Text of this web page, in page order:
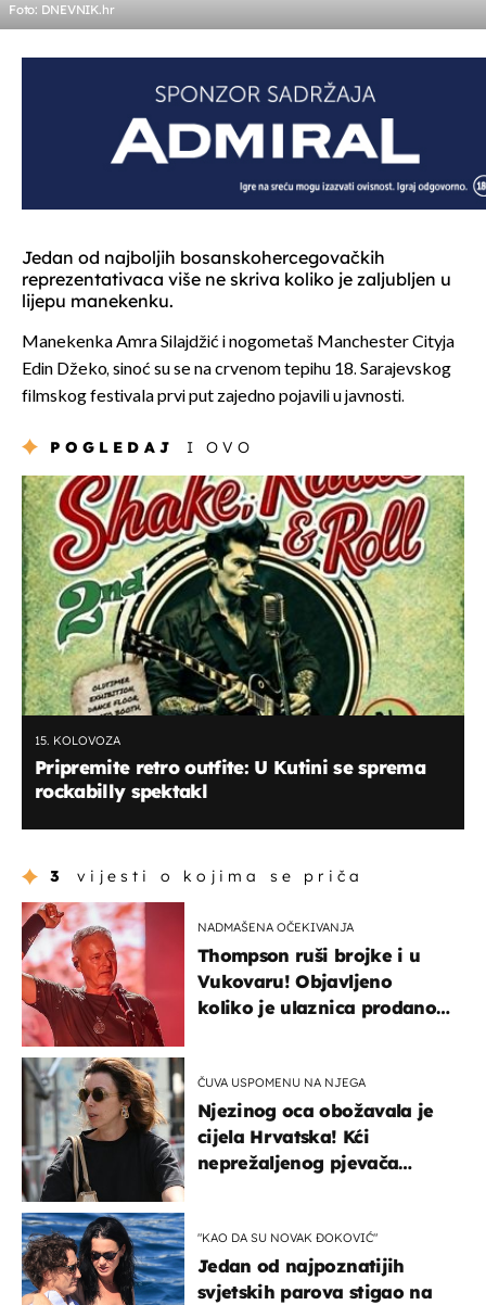
Foto: DNEVNIK.hr
Jedan od najboljih bosanskohercegovačkih
reprezentativaca više ne skriva koliko je zaljubljen u
lijepu manekenku.
Manekenka Amra Silajdžić i nogometaš Manchester Cityja
Edin Džeko, sinoć su se na crvenom tepihu 18. Sarajevskog
filmskog festivala prvi put zajedno pojavili u javnosti.
POGLEDAJ I OVO
15. KOLOVOZA
Pripremite retro outfite: U Kutini se sprema
rockabilly spektakl
3 vijesti o kojima se priča
NADMAŠENA OČEKIVANJA
Thompson ruši brojke i u
Vukovaru! Objavljeno
koliko je ulaznica prodano
ČUVA USPOMENU NA NJEGA
Njezinog oca obožavala je
cijela Hrvatska! Kći
neprežaljenog pjevača
"KAO DA SU NOVAK ĐOKOVIĆ"
Jedan od najpoznatijih
svjetskih parova stigao na